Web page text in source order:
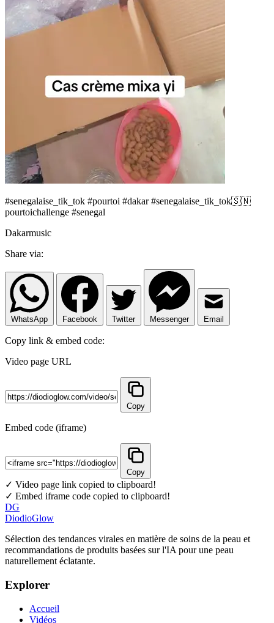
#senegalaise_tik_tok #pourtoi #dakar #senegalaise_tik_tok🇸🇳
pourtoichallenge #senegal
Dakarmusic
Share via:
WhatsApp Facebook Twitter Messenger Email
Copy link & embed code:
Video page URL
Copy
Embed code (iframe)
Copy
✓ Video page link copied to clipboard!
✓ Embed iframe code copied to clipboard!
DG
DiodioGlow
Sélection des tendances virales en matière de soins de la peau et
recommandations de produits basées sur l'IA pour une peau
naturellement éclatante.
Explorer
Accueil
Vidéos